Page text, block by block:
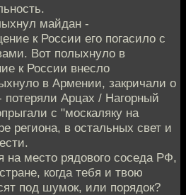
майдан -
к России его погасило с
Вот полыхнуло в
к России внесло
в Армении, закричали о
потеряли Арцах / Нагорный
с "москаляку на
региона, в остальных свет и
на место рядового соседа РФ,
когда тебя и твою
под шумок, или порядок?